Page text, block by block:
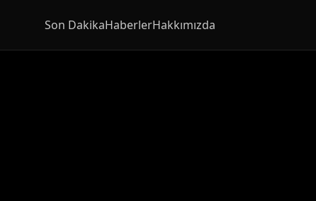
Son DakikaHaberlerHakkımızda